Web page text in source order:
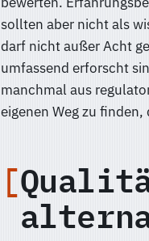
sollten aber nicht als
darf nicht außer Acht
umfassend erforscht
manchmal aus
eigenen Weg zu